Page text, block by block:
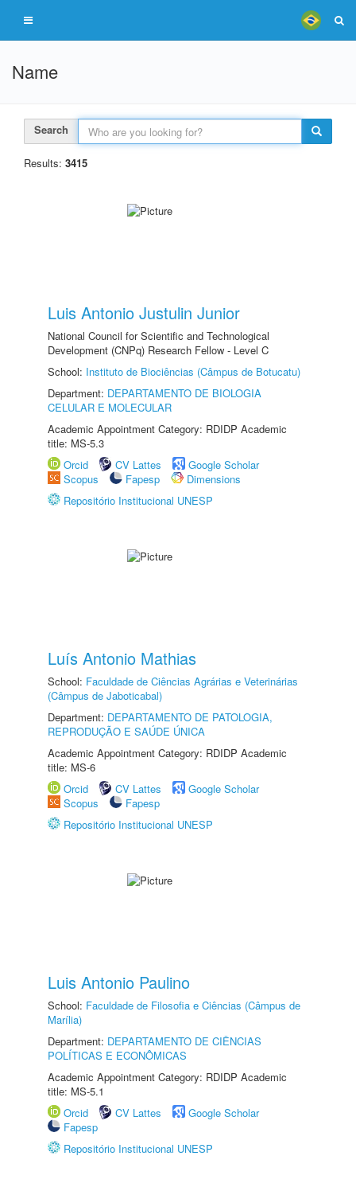
Name
Search
Results: 3415
Luis Antonio Justulin Junior
National Council for Scientific and Technological
Development (CNPq) Research Fellow - Level C
School: Instituto de Biociências (Câmpus de Botucatu)
Department: DEPARTAMENTO DE BIOLOGIA
CELULAR E MOLECULAR
Academic Appointment Category: RDIDP Academic
title: MS-5.3
Orcid
CV Lattes
Google Scholar
Scopus
Fapesp
Dimensions
Repositório Institucional UNESP
Luís Antonio Mathias
School: Faculdade de Ciências Agrárias e Veterinárias
(Câmpus de Jaboticabal)
Department: DEPARTAMENTO DE PATOLOGIA,
REPRODUÇÃO E SAÚDE ÚNICA
Academic Appointment Category: RDIDP Academic
title: MS-6
Orcid
CV Lattes
Google Scholar
Scopus
Fapesp
Repositório Institucional UNESP
Luis Antonio Paulino
School: Faculdade de Filosofia e Ciências (Câmpus de
Marília)
Department: DEPARTAMENTO DE CIÊNCIAS
POLÍTICAS E ECONÔMICAS
Academic Appointment Category: RDIDP Academic
title: MS-5.1
Orcid
CV Lattes
Google Scholar
Fapesp
Repositório Institucional UNESP